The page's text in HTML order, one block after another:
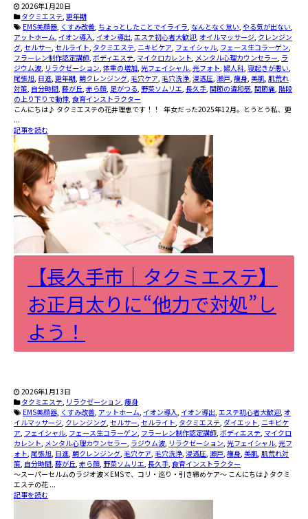
2026年1月20日
タクミエステ, 更年期
EMS美顔器, くすみ改善, ちょっとしたことでイライラ, なんとなく怠い, やる気が出ない,
アットホーム, イオン導入, イオン導出, エステ初心者大歓迎, オイルマッサージ, クレンジン
グ, セルサー, セルライト, タクミエステ, ニキビケア, フェイシャル, フェース生コラーゲン,
フラーレン制作認定講師, ボディエステ, マイクロカレント, メンタル心理カウンセラー, ラ
ジウム波, リラクゼーション, 体重の増加, 光フェイシャル, 光フォト, 婦人科, 寝起きが悪い,
尾張旭, 日進, 更年期, 朝クレンジング, 毛穴ケア, 毛穴洗浄, 浸透圧, 瀬戸, 痩身, 美肌, 肌荒れ
対策, 自分時間, 藤が丘, 赤ら顔, 足がつる, 野菜ソムリエ, 長久手, 関節の違和感, 関節痛, 階段
の上り下りで動悸, 食育インストラクター
こんにちは♪ タクミエステの花井理恵です！！ 年女だった2025年12月。とうとう私、更
...
記事を読む
【長久手市｜タクミエステ】
お正月太りに“他力で対処”し
よう！
2026年1月13日
タクミエステ, リラクゼーション, 痩身
EMS美顔器, くすみ改善, アットホーム, イオン導入, イオン導出, エステ初心者大歓迎, オ
イルマッサージ, クレンジング, セルサー, セルライト, タクミエステ, ダイエット, ニキビケ
ア, フェイシャル, フェース生コラーゲン, フラーレン制作認定講師, ボディエステ, マイクロ
カレント, メンタル心理カウンセラー, ラジウム波, リラクゼーション, 光フェイシャル, 光フ
ォト, 尾張旭, 日進, 朝クレンジング, 毛穴ケア, 毛穴洗浄, 浸透圧, 瀬戸, 痩身, 美肌, 肌荒れ対
策, 自分時間, 藤が丘, 赤ら顔, 野菜ソムリエ, 長久手, 食育インストラクター
〜スーパーセルムのラジオ波×EMSで、コリ・巡り・引き締めケア〜 こんにちは♪タクミ
エステの花 ...
記事を読む